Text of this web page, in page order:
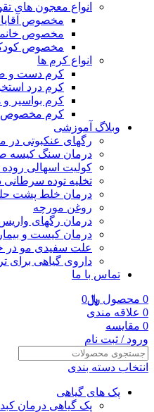
انواع معجون های
مخصوص
مخصوص
مخصوص
انواع کرم ها
کرم دست و
کرم درد
کرم بواسیر و
کرم مخصوص
وبلاگ آموزشی
رگهای عنکبوتی در
درمان سنگ کیسه
کولیت اسهالی
تخلیه توده سرطانی
درمان خلط پشت
روغن مورچه
درمان رگهای
درمان کیست و
علت سفیدی مو در
داروی گیاهی برای
تماس با ما
0 محصول ﷼0
0 علاقه مندی
0 مقایسه
ورود / ثبت نام
انتخاب دسته بندی
پک های گیاهی
پک گیاهی درمان